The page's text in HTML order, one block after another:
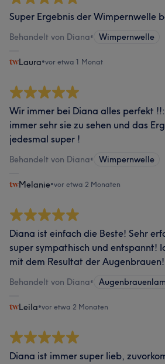
Super Ergebnis der Wimpernwelle
Behandelt von Diana• Wimpernwelle
Laura•vor etwa 1 Monat
Wir immer bei Diana alles perfekt
immer sehr sie zu sehen und das
jedesmal super !
Behandelt von Diana• Wimpernwelle
Melanie•vor etwa 2 Monaten
Diana ist einfach die Beste! Sehr
super sympathisch und entspannt!
mit dem Resultat der
Behandelt von Diana•
Leila•vor etwa 2 Monaten
Diana ist immer super lieb,